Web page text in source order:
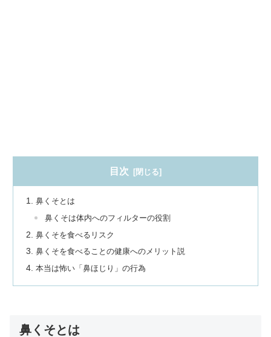
目次
鼻くそとは
鼻くそは体内へのフィルターの役割
鼻くそを食べるリスク
鼻くそを食べることの健康へのメリット説
本当は怖い「鼻ほじり」の行為
鼻くそとは